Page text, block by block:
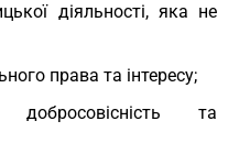
діяльності, яка не
права та інтересу;
та